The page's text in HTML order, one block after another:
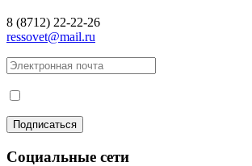
8 (8712) 22-22-26
ressovet@mail.ru
Социальные сети